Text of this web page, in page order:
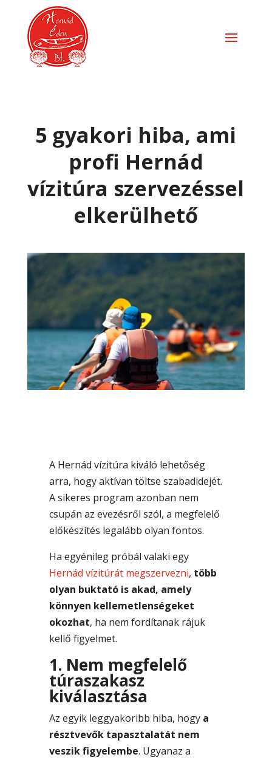
5 gyakori hiba, ami
profi Hernád
vízitúra szervezéssel
elkerülhető
A Hernád vízitúra kiváló lehetőség
arra, hogy aktívan töltse szabadidejét.
A sikeres program azonban nem
csupán az evezésről szól, a megfelelő
előkészítés legalább olyan fontos.
Ha egyénileg próbál valaki egy
Hernád vízitúrát megszervezni, több
olyan buktató is akad, amely
könnyen kellemetlenségeket
okozhat, ha nem fordítanak rájuk
kellő figyelmet.
1. Nem megfelelő
túraszakasz
kiválasztása
Az egyik leggyakoribb hiba, hogy a
résztvevők tapasztalatát nem
veszik figyelembe. Ugyanaz a